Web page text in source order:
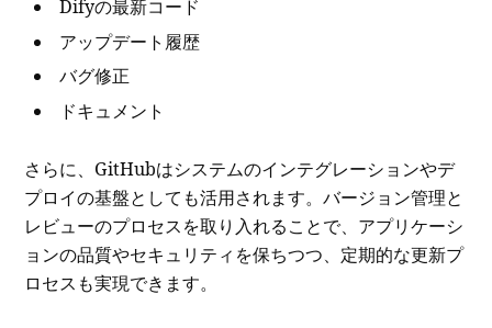
Difyの最新コード
アップデート履歴
バグ修正
ドキュメント
さらに、GitHubはシステムのインテグレーションやデ
プロイの基盤としても活用されます。バージョン管理と
レビューのプロセスを取り入れることで、アプリケーシ
ョンの品質やセキュリティを保ちつつ、定期的な更新プ
ロセスも実現できます。